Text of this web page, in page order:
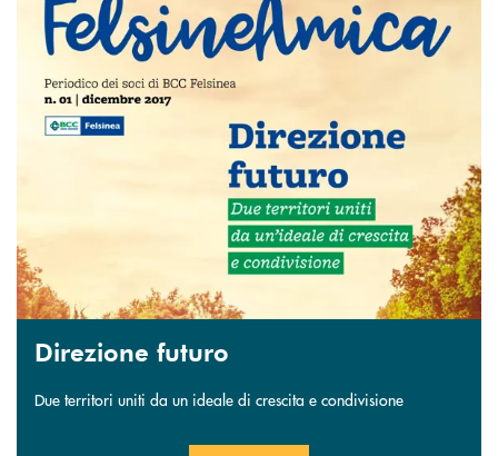
Direzione futuro
Due territori uniti da un ideale di crescita e condivisione